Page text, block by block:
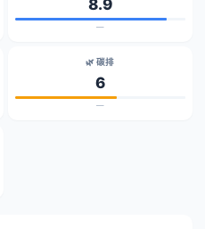
8.9
—
🌿 碳排
6
—